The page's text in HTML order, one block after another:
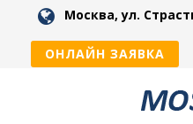
Москва, ул.
ОНЛАЙН ЗАЯВКА